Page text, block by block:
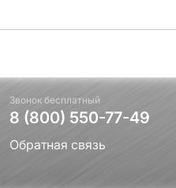
Звонок бесплатный
8 (800) 550-77-49
Обратная связь